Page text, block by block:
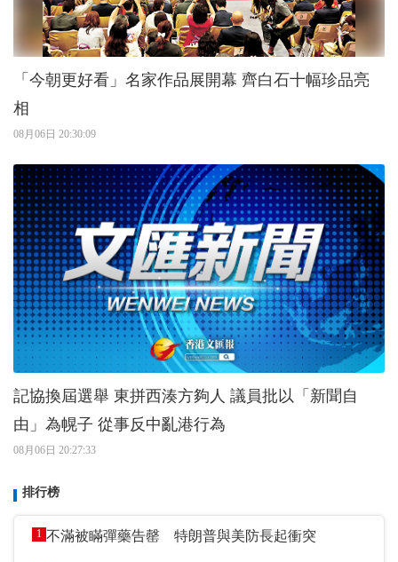
「今朝更好看」名家作品展開幕 齊白石十幅珍品亮
相
08月06日 20:30:09
記協換屆選舉 東拼西湊方夠人 議員批以「新聞自
由」為幌子 從事反中亂港行為
08月06日 20:27:33
排行榜
1 不滿被瞞彈藥告罄 特朗普與美防長起衝突